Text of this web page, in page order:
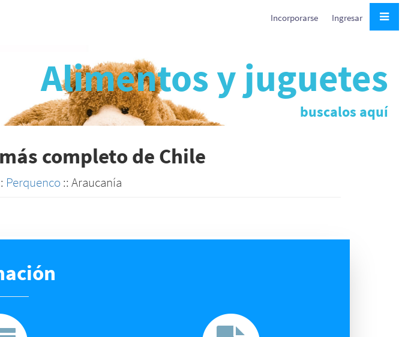
Incorporarse Ingresar
Alimentos y juguetes
buscalos aquí
completo de Chile
Perquenco :: Araucanía